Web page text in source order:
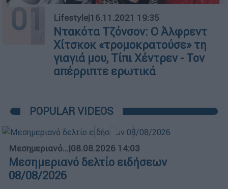
01 Lifestyle|16.11.2021 19:35
Ντακότα Τζόνσον: Ο Άλφρεντ
Χίτσκοκ «τρομοκρατούσε» τη
γιαγιά μου, Τίπι Χέντρεν - Τον
απέρριπτε ερωτικά
POPULAR VIDEOS
Μεσημεριανό...|08.08.2026 14:03
Μεσημεριανό δελτίο ειδήσεων
08/08/2026